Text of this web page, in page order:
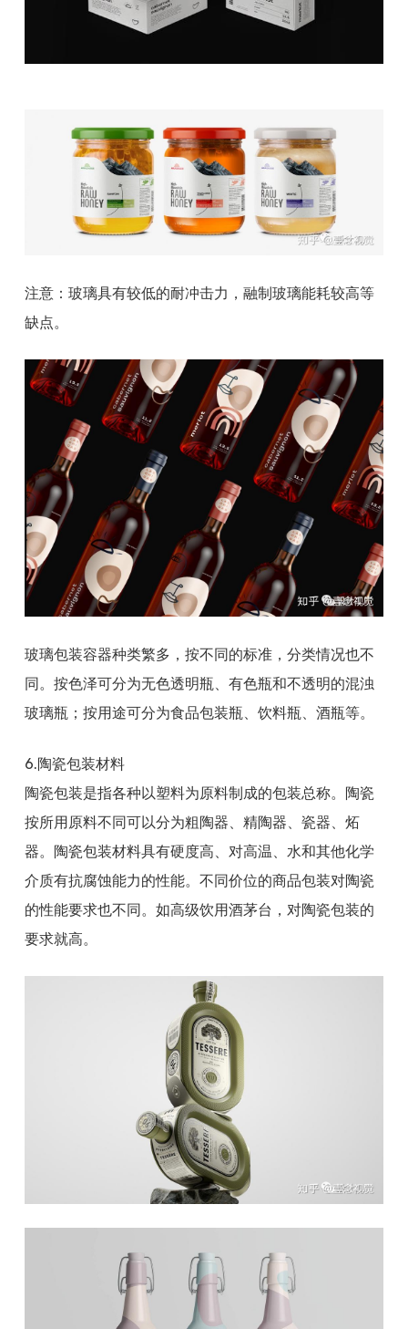
注意：玻璃具有较低的耐冲击力，融制玻璃能耗较高等
缺点。
玻璃包装容器种类繁多，按不同的标准，分类情况也不
同。按色泽可分为无色透明瓶、有色瓶和不透明的混浊
玻璃瓶；按用途可分为食品包装瓶、饮料瓶、酒瓶等。
6.陶瓷包装材料
陶瓷包装是指各种以塑料为原料制成的包装总称。陶瓷
按所用原料不同可以分为粗陶器、精陶器、瓷器、炻
器。陶瓷包装材料具有硬度高、对高温、水和其他化学
介质有抗腐蚀能力的性能。不同价位的商品包装对陶瓷
的性能要求也不同。如高级饮用酒茅台，对陶瓷包装的
要求就高。